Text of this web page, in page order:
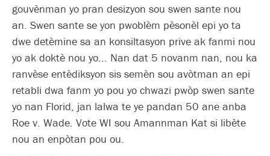
gouvènman yo pran desizyon sou swen sante nou
an. Swen sante se yon pwoblèm pèsonèl epi yo ta
dwe detèmine sa an konsiltasyon prive ak fanmi nou
yo ak doktè nou yo... Nan dat 5 novanm nan, nou ka
ranvèse entèdiksyon sis semèn sou avòtman an epi
retabli dwa fanm yo pou yo chwazi pwòp swen sante
yo nan Florid, jan lalwa te ye pandan 50 ane anba
Roe v. Wade. Vote WI sou Amannman Kat si libète
nou an enpòtan pou ou.